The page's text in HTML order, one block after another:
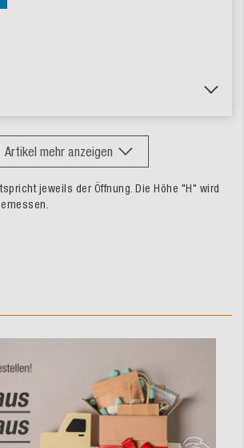
Artikel mehr anzeigen
jeweils der Öffnung. Die Höhe "H" wird